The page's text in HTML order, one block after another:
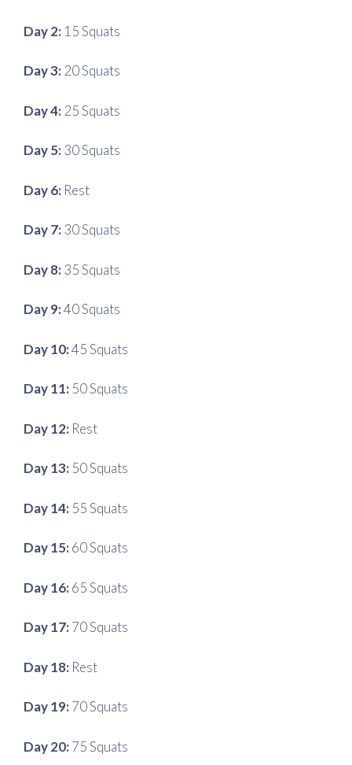
Day 2: 15 Squats
Day 3: 20 Squats
Day 4: 25 Squats
Day 5:30 Squats
Day 6: Rest
Day 7:30 Squats
Day 8:35 Squats
Day 9:40 Squats
Day 10:45 Squats
Day 11: 50 Squats
Day 12: Rest
Day 13: 50 Squats
Day 14: 55 Squats
Day 15:60 Squats
Day 16:65 Squats
Day 17:70 Squats
Day 18: Rest
Day 19:70 Squats
Day 20:75 Squats